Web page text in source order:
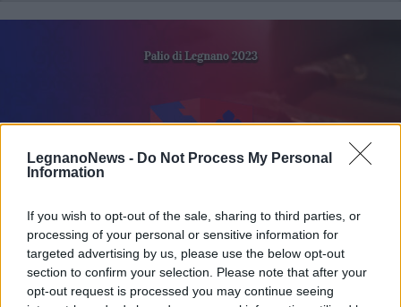
LegnanoNews - Do Not Process My Personal
Information
If you wish to opt-out of the sale, sharing to third parties, or
processing of your personal or sensitive information for
targeted advertising by us, please use the below opt-out
section to confirm your selection. Please note that after your
opt-out request is processed you may continue seeing